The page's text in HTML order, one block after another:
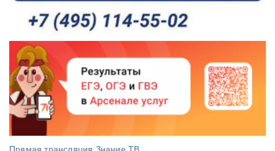
Прямая трансляция Знание.ТВ